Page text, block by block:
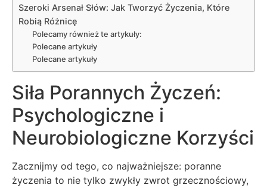
Szeroki Arsenał Słów: Jak Tworzyć Życzenia, Które
Robią Różnicę
Polecamy również te artykuły:
Polecane artykuły
Polecane artykuły
Siła Porannych Życzeń:
Psychologiczne i
Neurobiologiczne Korzyści
Zacznijmy od tego, co najważniejsze: poranne
życzenia to nie tylko zwykły zwrot grzecznościowy,